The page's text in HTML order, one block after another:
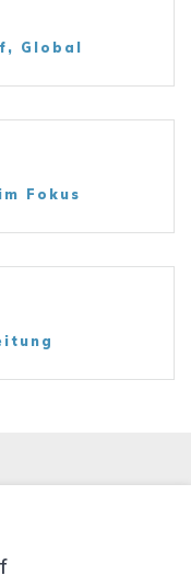
Global
Fokus